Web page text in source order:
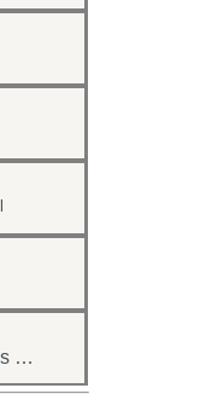
Les évolutions majeures récentes du logiciel